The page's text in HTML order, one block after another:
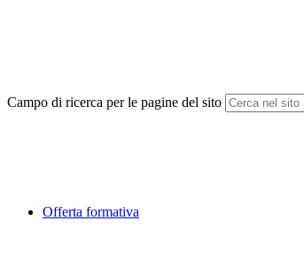
Campo di ricerca per le pagine del sito
Offerta formativa